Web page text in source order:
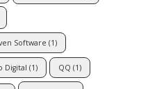
Software (1)
Digital (1) QQ (1)